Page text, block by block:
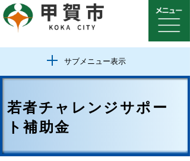
サブメニュー表示
若者チャレンジサポー
ト補助金